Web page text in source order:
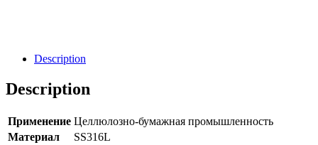
Description
Description
Применение Целлюлозно-бумажная промышленность
Материал
SS316L